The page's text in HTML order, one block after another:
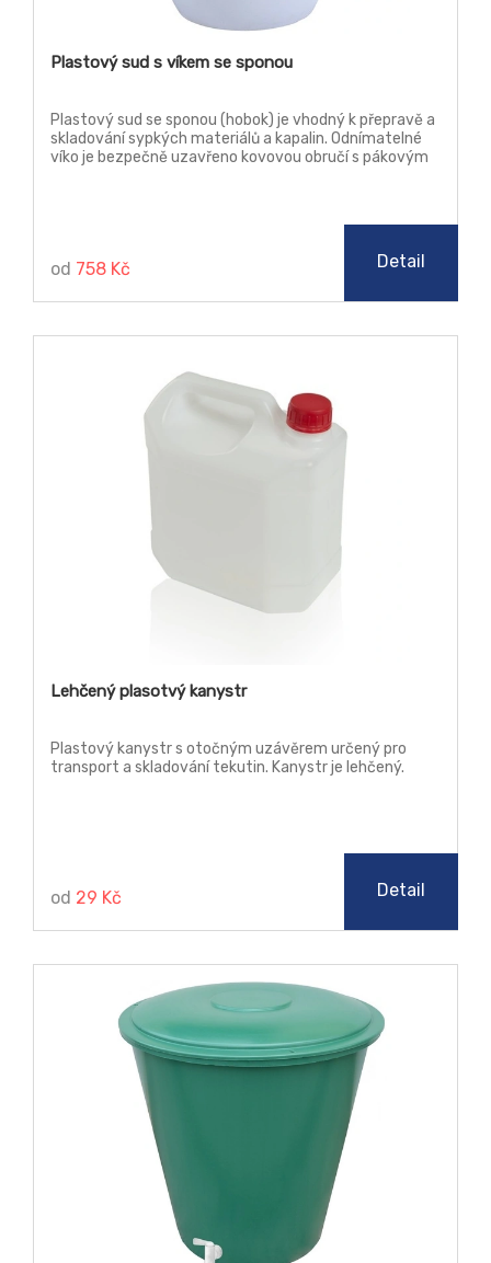
Plastový sud s víkem se sponou
Plastový sud se sponou (hobok) je vhodný k přepravě a
skladování sypkých materiálů a kapalin. Odnímatelné
víko je bezpečně uzavřeno kovovou obručí s pákovým
od 758 Kč Detail
Lehčený plasotvý kanystr
Plastový kanystr s otočným uzávěrem určený pro
transport a skladování tekutin. Kanystr je lehčený.
od 29 Kč Detail